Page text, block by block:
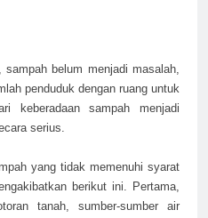
belum menjadi masalah,
penduduk dengan ruang untuk
keberadaan sampah menjadi
serius.
yang tidak memenuhi syarat
berikut ini. Pertama,
tanah, sumber-sumber air